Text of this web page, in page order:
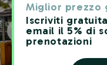
Miglior prezzo
Iscriviti
email il 5% di
prenotazioni